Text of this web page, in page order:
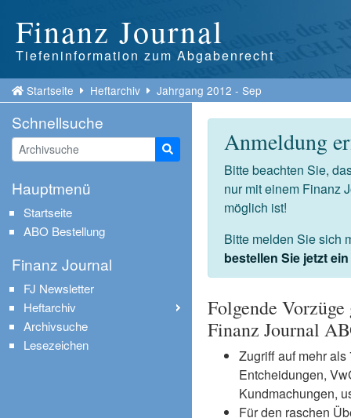
Finanz Journal
Tiefeninformation zum Abgabenrecht
Startseite Heftarchiv Jahrgang 2012 - Sep
Anmeldung
Bitte beachten Sie,
nur mit einem Finanz
möglich ist!
Bitte melden Sie sich
bestellen Sie jetzt
Folgende
Finanz Journal
Zugriff auf mehr
Entcheidungen,
Kundmachungen,
Für den raschen
Schnellsuche
Suche starten
Hauptmenü
Startseite
ABO Bestellung
Finanz Journal
FJ Newsletter
Heftarchiv
Archivsuche
Lesezeichen